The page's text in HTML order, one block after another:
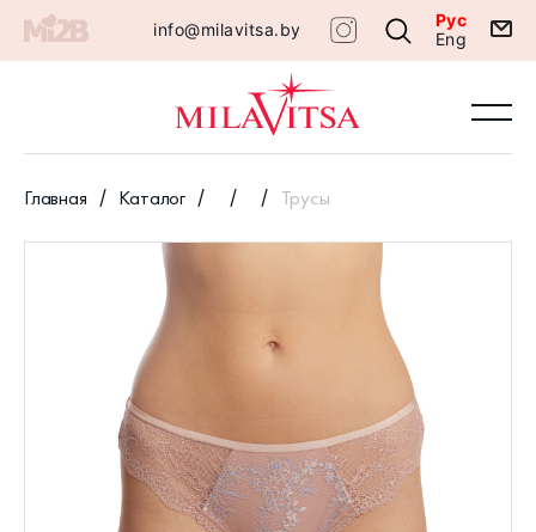
info@milavitsa.by
Рус
Eng
Главная Каталог Трусы